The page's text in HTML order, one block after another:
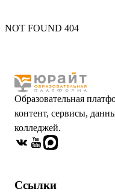
NOT FOUND 404
Образовательная
контент, сервисы,
колледжей.
Ссылки